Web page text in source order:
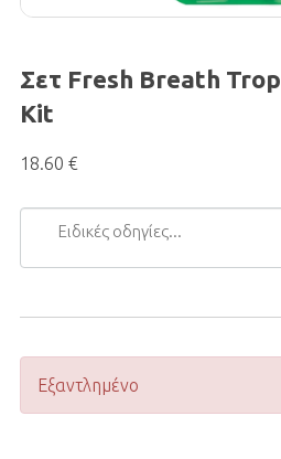
Σετ Fresh Breath
Kit
18.60 €
Ειδικές
Εξαντλημένο